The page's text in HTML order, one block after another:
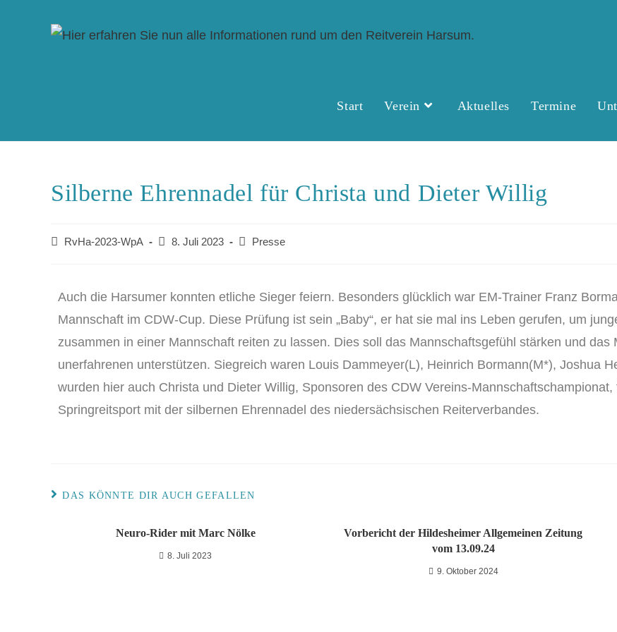
Start Verein Aktuelles Termine
Silberne Ehrennadel für Christa und Dieter Willig
RvHa-2023-WpA 8. Juli 2023 Presse
Auch die Harsumer konnten etliche Sieger feiern. Besonders glücklich war EM-Trainer Franz
Mannschaft im CDW-Cup. Diese Prüfung ist sein „Baby“, er hat sie mal ins Leben gerufen, um
zusammen in einer Mannschaft reiten zu lassen. Dies soll das Mannschaftsgefühl stärken und
unerfahrenen unterstützen. Siegreich waren Louis Dammeyer(L), Heinrich Bormann(M*), Joshua
wurden hier auch Christa und Dieter Willig, Sponsoren des CDW Vereins-
Springreitsport mit der silbernen Ehrennadel des niedersächsischen Reiterverbandes.
DAS KÖNNTE DIR AUCH GEFALLEN
Neuro-Rider mit Marc Nölke
8. Juli 2023
Vorbericht der Hildesheimer Allgemeinen Zeitung
vom 13.09.24
9. Oktober 2024